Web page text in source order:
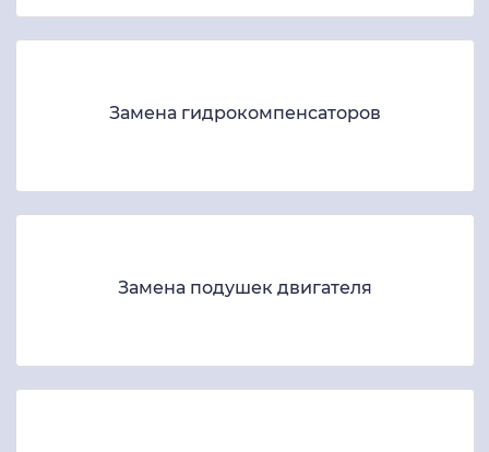
Замена гидрокомпенсаторов
Замена подушек двигателя